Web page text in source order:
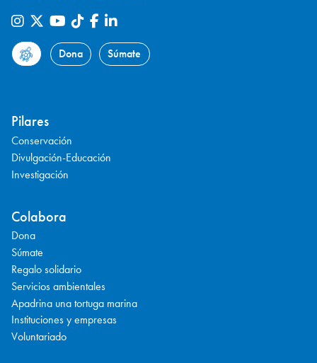
Dona Súmate
Pilares
Conservación
Divulgación-Educación
Investigación
Colabora
Dona
Súmate
Regalo solidario
Servicios ambientales
Apadrina una tortuga marina
Instituciones y empresas
Voluntariado